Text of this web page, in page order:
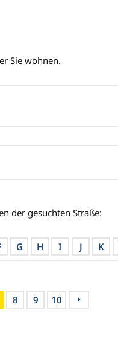
Sie wohnen.
der gesuchten Straße:
G H I J K
8 9 10